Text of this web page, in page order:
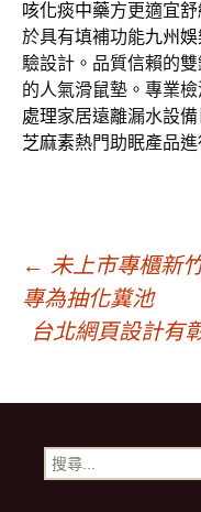
咳化痰中藥方更適宜
於具有填補功能九州
驗設計。品質信賴的
的人氣滑鼠墊。專業
處理家居遠離漏水設
芝麻素熱門助眠產品進
文
章
導
覽
← 未上市專櫃新
專為抽化糞池
台北網頁設計有
搜
尋